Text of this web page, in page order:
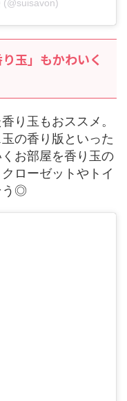
(@suisavon)
玉」もかわいく
り玉もおススメ。
の香り版といった
お部屋を香り玉の
ローゼットやトイ
う◎